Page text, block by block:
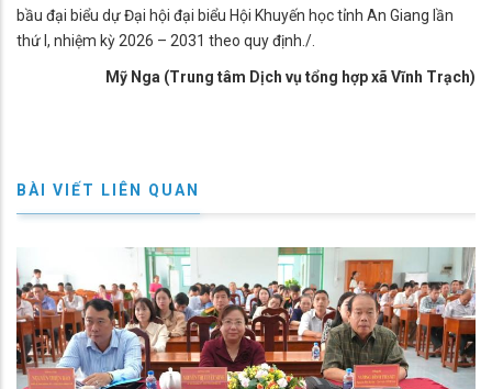
bầu đại biểu dự Đại hội đại biểu Hội Khuyến học tỉnh An Giang lần
thứ I, nhiệm kỳ 2026 – 2031 theo quy định./.
Mỹ Nga (Trung tâm Dịch vụ tổng hợp xã Vĩnh Trạch)
BÀI VIẾT LIÊN QUAN